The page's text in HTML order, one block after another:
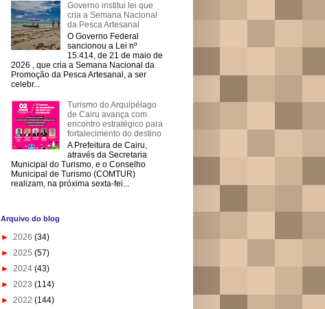
Governo institui lei que
cria a Semana Nacional
da Pesca Artesanal
O Governo Federal
sancionou a Lei nº
15.414, de 21 de maio de
2026 , que cria a Semana Nacional da
Promoção da Pesca Artesanal, a ser
celebr...
Turismo do Arquipélago
de Cairu avança com
encontro estratégico para
fortalecimento do destino
A Prefeitura de Cairu,
através da Secretaria
Municipal do Turismo, e o Conselho
Municipal de Turismo (COMTUR)
realizam, na próxima sexta-fei...
Arquivo do blog
► 2026 (34)
► 2025 (57)
► 2024 (43)
► 2023 (114)
► 2022 (144)